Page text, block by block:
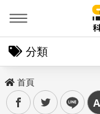
分類
首頁
facebooktwitter line